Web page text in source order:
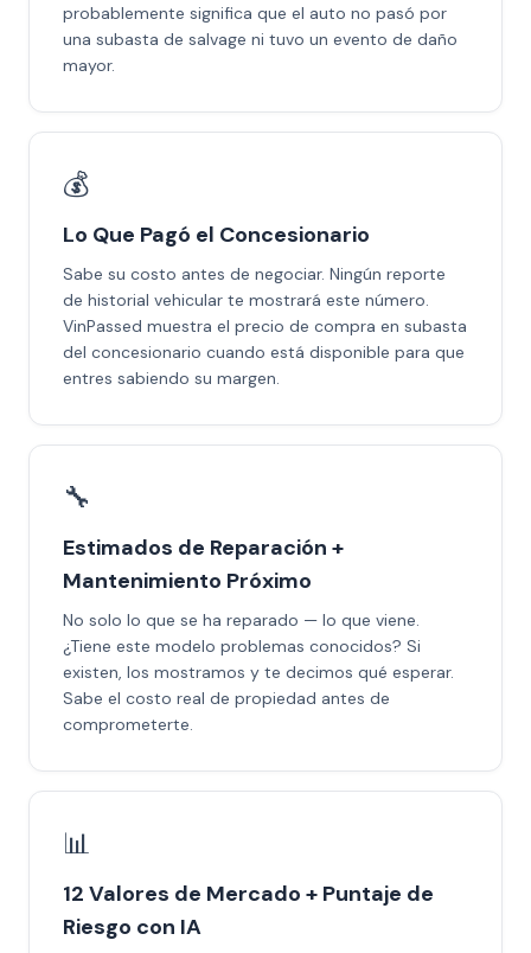
probablemente significa que el auto no pasó por
una subasta de salvage ni tuvo un evento de daño
mayor.
💰
Lo Que Pagó el Concesionario
Sabe su costo antes de negociar. Ningún reporte
de historial vehicular te mostrará este número.
VinPassed muestra el precio de compra en subasta
del concesionario cuando está disponible para que
entres sabiendo su margen.
🔧
Estimados de Reparación +
Mantenimiento Próximo
No solo lo que se ha reparado — lo que viene.
¿Tiene este modelo problemas conocidos? Si
existen, los mostramos y te decimos qué esperar.
Sabe el costo real de propiedad antes de
comprometerte.
📊
12 Valores de Mercado + Puntaje de
Riesgo con IA